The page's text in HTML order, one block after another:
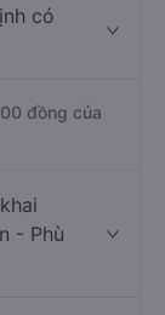
có
đồng của
- Phù